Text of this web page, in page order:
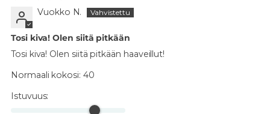
Vuokko N.
Tosi kiva! Olen siitä pitkään
Tosi kiva! Olen siitä pitkään haaveillut!
Normaali kokosi: 40
Istuvuus: